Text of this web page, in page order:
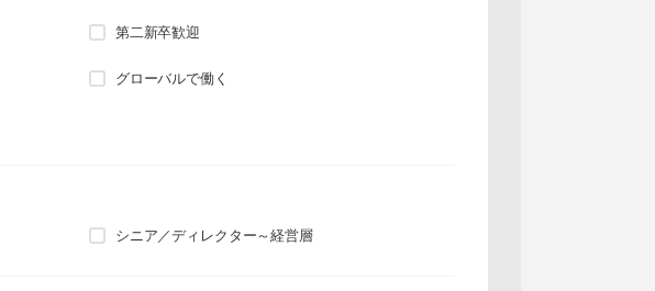
第二新卒歓迎
グローバルで働く
シニア／ディレクター～経営層